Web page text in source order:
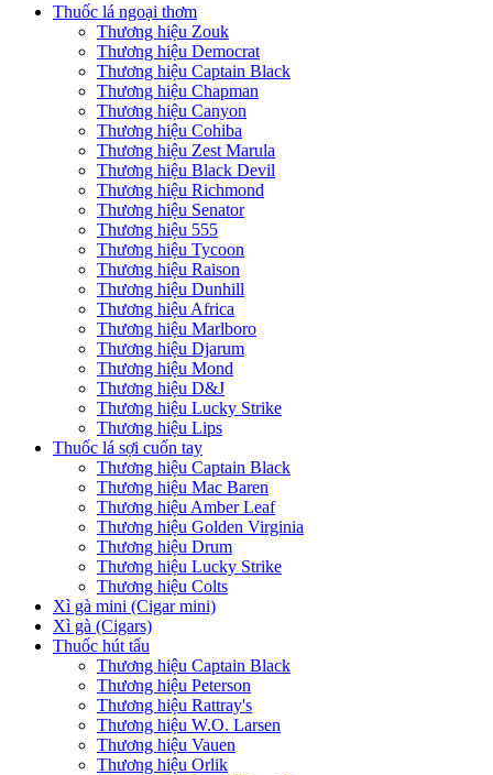
Thuốc lá ngoại thơm
Thương hiệu Zouk
Thương hiệu Democrat
Thương hiệu Captain Black
Thương hiệu Chapman
Thương hiệu Canyon
Thương hiệu Cohiba
Thương hiệu Zest Marula
Thương hiệu Black Devil
Thương hiệu Richmond
Thương hiệu Senator
Thương hiệu 555
Thương hiệu Tycoon
Thương hiệu Raison
Thương hiệu Dunhill
Thương hiệu Africa
Thương hiệu Marlboro
Thương hiệu Djarum
Thương hiệu Mond
Thương hiệu D&J
Thương hiệu Lucky Strike
Thương hiệu Lips
Thuốc lá sợi cuốn tay
Thương hiệu Captain Black
Thương hiệu Mac Baren
Thương hiệu Amber Leaf
Thương hiệu Golden Virginia
Thương hiệu Drum
Thương hiệu Lucky Strike
Thương hiệu Colts
Xì gà mini (Cigar mini)
Xì gà (Cigars)
Thuốc hút tẩu
Thương hiệu Captain Black
Thương hiệu Peterson
Thương hiệu Rattray's
Thương hiệu W.O. Larsen
Thương hiệu Vauen
Thương hiệu Orlik